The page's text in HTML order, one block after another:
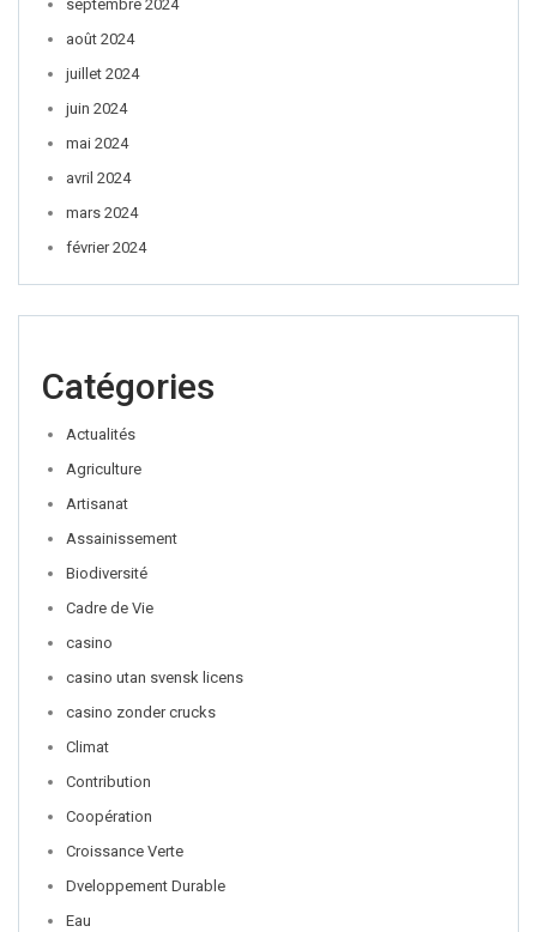
septembre 2024
août 2024
juillet 2024
juin 2024
mai 2024
avril 2024
mars 2024
février 2024
Catégories
Actualités
Agriculture
Artisanat
Assainissement
Biodiversité
Cadre de Vie
casino
casino utan svensk licens
casino zonder crucks
Climat
Contribution
Coopération
Croissance Verte
Dveloppement Durable
Eau